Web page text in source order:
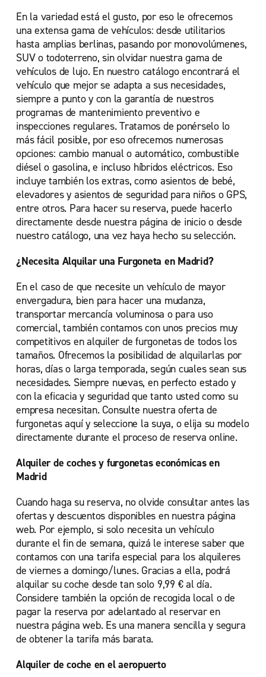
En la variedad está el gusto, por eso le ofrecemos
una extensa gama de vehículos: desde utilitarios
hasta amplias berlinas, pasando por monovolúmenes,
SUV o todoterreno, sin olvidar nuestra gama de
vehículos de lujo. En nuestro catálogo encontrará el
vehículo que mejor se adapta a sus necesidades,
siempre a punto y con la garantía de nuestros
programas de mantenimiento preventivo e
inspecciones regulares. Tratamos de ponérselo lo
más fácil posible, por eso ofrecemos numerosas
opciones: cambio manual o automático, combustible
diésel o gasolina, e incluso híbridos eléctricos. Eso
incluye también los extras, como asientos de bebé,
elevadores y asientos de seguridad para niños o GPS,
entre otros. Para hacer su reserva, puede hacerlo
directamente desde nuestra página de inicio o desde
nuestro catálogo, una vez haya hecho su selección.
¿Necesita Alquilar una Furgoneta en Madrid?
En el caso de que necesite un vehículo de mayor
envergadura, bien para hacer una mudanza,
transportar mercancía voluminosa o para uso
comercial, también contamos con unos precios muy
competitivos en alquiler de furgonetas de todos los
tamaños. Ofrecemos la posibilidad de alquilarlas por
horas, días o larga temporada, según cuales sean sus
necesidades. Siempre nuevas, en perfecto estado y
con la eficacia y seguridad que tanto usted como su
empresa necesitan. Consulte nuestra oferta de
furgonetas aquí y seleccione la suya, o elija su modelo
directamente durante el proceso de reserva online.
Alquiler de coches y furgonetas económicas en
Madrid
Cuando haga su reserva, no olvide consultar antes las
ofertas y descuentos disponibles en nuestra página
web. Por ejemplo, si solo necesita un vehículo
durante el fin de semana, quizá le interese saber que
contamos con una tarifa especial para los alquileres
de viernes a domingo/lunes. Gracias a ella, podrá
alquilar su coche desde tan solo 9,99 € al día.
Considere también la opción de recogida local o de
pagar la reserva por adelantado al reservar en
nuestra página web. Es una manera sencilla y segura
de obtener la tarifa más barata.
Alquiler de coche en el aeropuerto